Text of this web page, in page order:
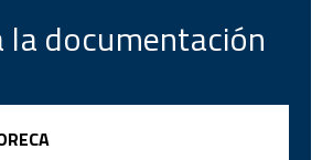
la documentación